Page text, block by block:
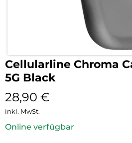
Cellularline Chroma
5G Black
28,90 €
inkl. MwSt.
Online verfügbar